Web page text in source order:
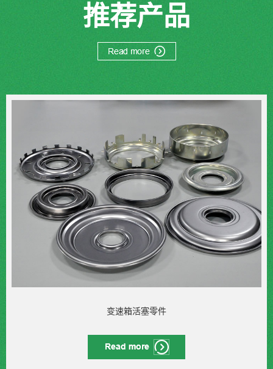
推荐产品
变速箱活塞零件